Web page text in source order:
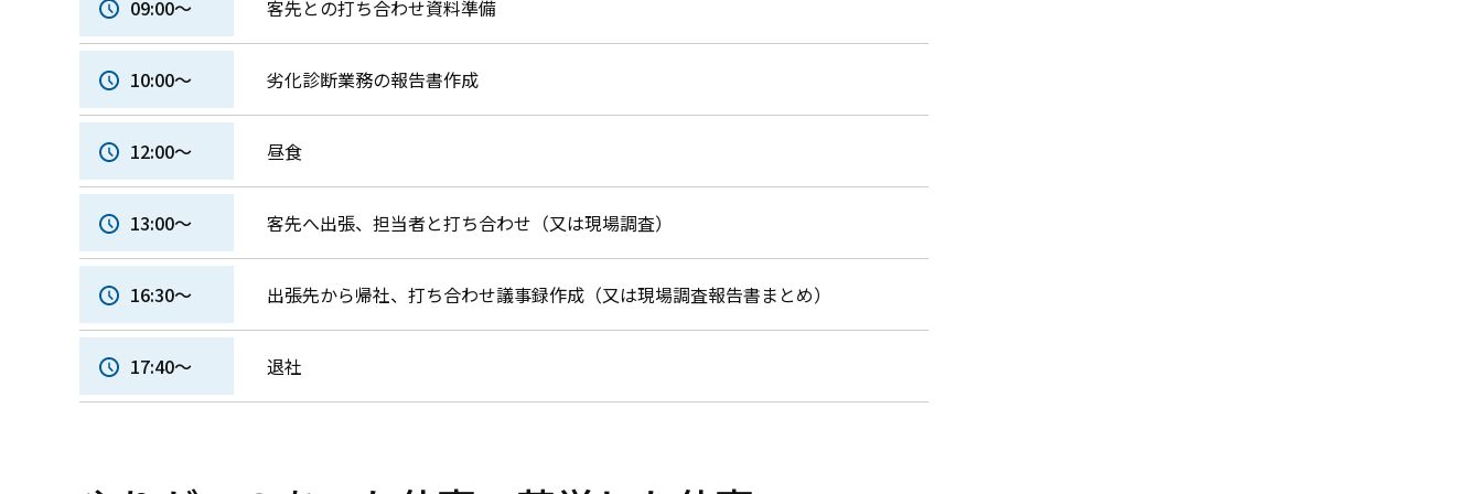
09:00～ 客先との打ち合わせ資料準備
10:00～ 劣化診断業務の報告書作成
12:00～ 昼食
13:00～ 客先へ出張、担当者と打ち合わせ（又は現場調査）
16:30～ 出張先から帰社、打ち合わせ議事録作成（又は現場調査報告書まとめ）
17:40～ 退社